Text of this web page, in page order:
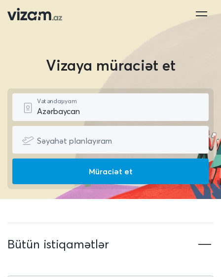
Vizaya müraciət et
Vətəndaşıyam
Səyahət planlayıram
Müraciət et
Bütün istiqamətlər